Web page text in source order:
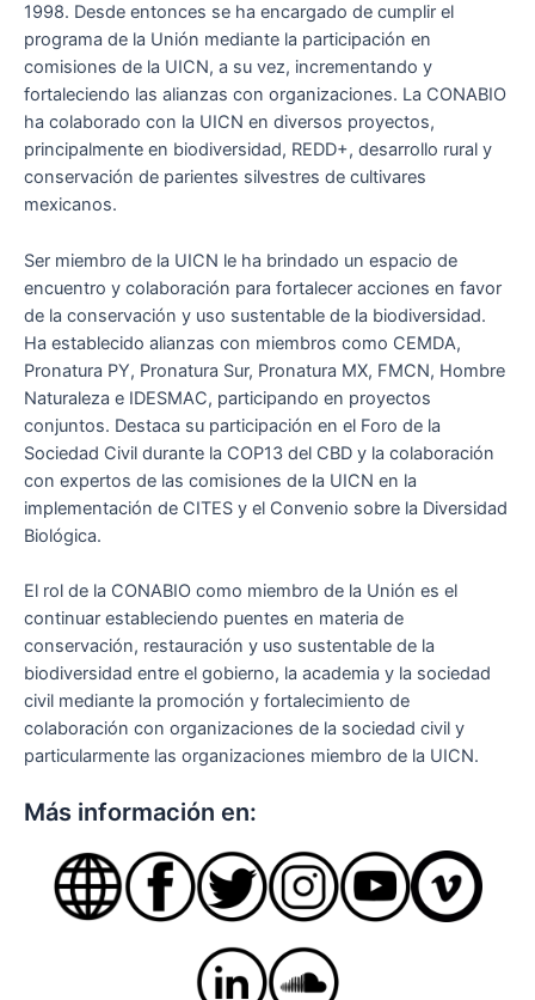
1998. Desde entonces se ha encargado de cumplir el
programa de la Unión mediante la participación en
comisiones de la UICN, a su vez, incrementando y
fortaleciendo las alianzas con organizaciones. La CONABIO
ha colaborado con la UICN en diversos proyectos,
principalmente en biodiversidad, REDD+, desarrollo rural y
conservación de parientes silvestres de cultivares
mexicanos.
Ser miembro de la UICN le ha brindado un espacio de
encuentro y colaboración para fortalecer acciones en favor
de la conservación y uso sustentable de la biodiversidad.
Ha establecido alianzas con miembros como CEMDA,
Pronatura PY, Pronatura Sur, Pronatura MX, FMCN, Hombre
Naturaleza e IDESMAC, participando en proyectos
conjuntos. Destaca su participación en el Foro de la
Sociedad Civil durante la COP13 del CBD y la colaboración
con expertos de las comisiones de la UICN en la
implementación de CITES y el Convenio sobre la Diversidad
Biológica.
El rol de la CONABIO como miembro de la Unión es el
continuar estableciendo puentes en materia de
conservación, restauración y uso sustentable de la
biodiversidad entre el gobierno, la academia y la sociedad
civil mediante la promoción y fortalecimiento de
colaboración con organizaciones de la sociedad civil y
particularmente las organizaciones miembro de la UICN.
Más información en: